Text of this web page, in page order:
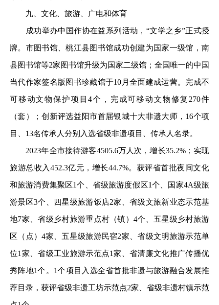
九、文化、旅游、广电和体育
成功举办中国作协在益系列活动，“文学之乡”正式授
牌。市图书馆、桃江县图书馆成功创建为国家一级馆，南
县图书馆等2家图书馆升级为国家二级馆；全国唯一的中国
当代作家签名版图书珍藏馆于10月全面建成运营。完成不
可移动文物保护项目4个，完成可移动文物修复270件
（套）；创新评选益阳市首届银城十大非遗大师，16个项
目、13名传承人分别入选省级非遗项目、传承人名录。
2023年全市接待游客4505.6万人次，增长35.2%；实现
旅游总收入452.3亿元，增长44.7%。获评省首批夜间文化
和旅游消费集聚区1个、省级旅游度假区1个、国家4A级旅
游景区3个、四星级旅游饭店2家、省级文旅新业态示范基
地7家、省级乡村旅游重点村（镇）4个、五星级乡村旅游
区（点）4家、五星级旅游民宿2家、省级文明旅游示范单
位1家、省级工业旅游示范点1家、省清廉文化推广传播优
秀阵地1个。1个项目入选全省首批非遗与旅游融合发展推
荐目录，获评省级非遗工坊示范点2家、省级非遗村镇示范